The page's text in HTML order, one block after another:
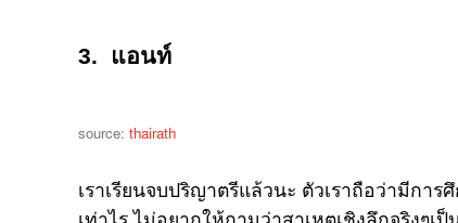
3. แอนท์
source: thairath
เราเรียนจบปริญาตรีแล้วนะ ตัวเราถือว่ามีกา